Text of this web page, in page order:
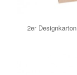
2er Designkarton